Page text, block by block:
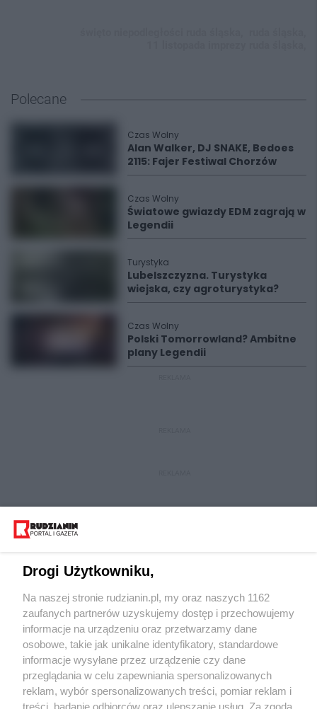
Polecane
Czas Wolny
Alan Walker, DJ SNAKE, Bedoes
2115: Fajer Festiwal Chorzów
Czas Wolny
Światowe gwiazdy EDM zagrają w
Legendii
Turystyka
Lubelszczyzna. Turystyka
wiejska, czy agroturystyka?
Czas Wolny
Polski Tomorrowland? Ambitne
plany Legendii
Wydawca mediów lokalnych
Nie zapomnij
Drogi Użytkowniku,
Na naszej stronie rudzianin.pl, my oraz naszych 1162
zaufanych partnerów uzyskujemy dostęp i przechowujemy
informacje na urządzeniu oraz przetwarzamy dane
osobowe, takie jak unikalne identyfikatory, standardowe
informacje wysyłane przez urządzenie czy dane
przeglądania w celu zapewniania spersonalizowanych
reklam, wybór spersonalizowanych treści, pomiar reklam i
treści, badanie odbiorców oraz ulepszanie usług. Za zgodą